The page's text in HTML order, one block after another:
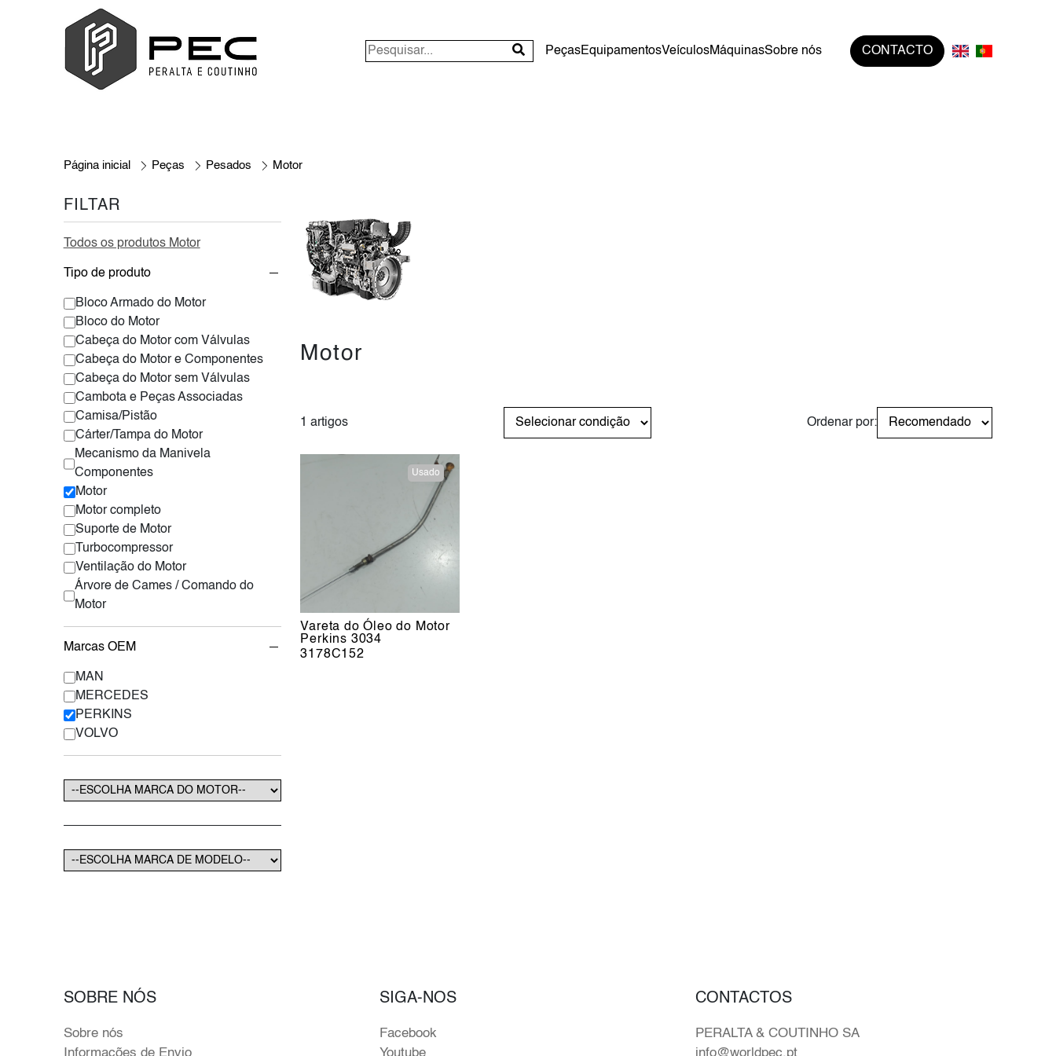
PeçasEquipamentosVeículosMáquinasSobre nós CONTACTO
Página inicial Peças Pesados Motor
FILTAR
Todos os produtos Motor
Tipo de produto
Bloco Armado do Motor
Bloco do Motor
Cabeça do Motor com Válvulas
Cabeça do Motor e Componentes
Cabeça do Motor sem Válvulas
Cambota e Peças Associadas
Camisa/Pistão
Cárter/Tampa do Motor
Mecanismo da Manivela
Componentes
Motor
Motor completo
Suporte de Motor
Turbocompressor
Ventilação do Motor
Árvore de Cames / Comando do
Motor
Marcas OEM
MAN
MERCEDES
PERKINS
VOLVO
Motor
1 artigos Ordenar por:
Usado
Vareta do Óleo do Motor
Perkins 3034
3178C152
SOBRE NÓS
Sobre nós
Informações de Envio
SIGA-NOS
Facebook
Youtube
CONTACTOS
PERALTA & COUTINHO SA
info@worldpec.pt